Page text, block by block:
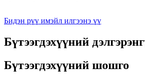
Бидэн рүү имэйл илгээнэ үү
Бүтээгдэхүүний
Бүтээгдэхүүний шошго